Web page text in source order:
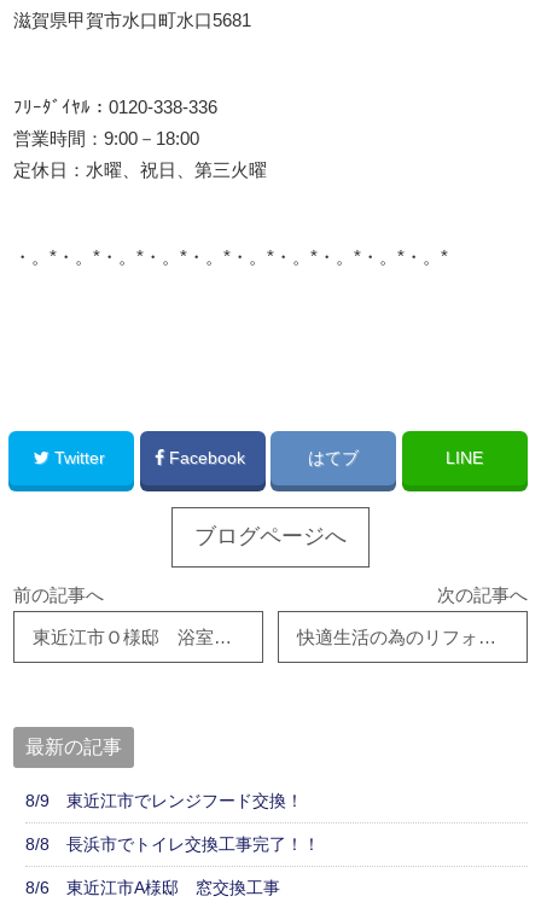
滋賀県甲賀市水口町水口5681
ﾌﾘｰﾀﾞｲﾔﾙ：0120-338-336
営業時間：9:00－18:00
定休日：水曜、祝日、第三火曜
・。*・。*・。*・。*・。*・。*・。*・。*・。*・。*
Twitter Facebook はてブ LINE
ブログページへ
前の記事へ
東近江市Ｏ様邸 浴室・2階間取り造作工事、近日着工です！
次の記事へ
快適生活の為のリフォームをお考えの方は是非一度ご相談下さい★
最新の記事
8/9 東近江市でレンジフード交換！
8/8 長浜市でトイレ交換工事完了！！
8/6 東近江市A様邸 窓交換工事